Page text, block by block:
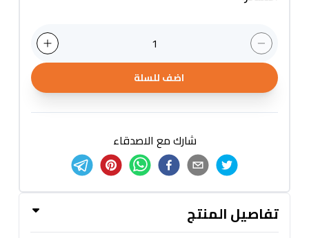
1
اضف للسلة
شارك مع الاصدقاء
تفاصيل المنتج